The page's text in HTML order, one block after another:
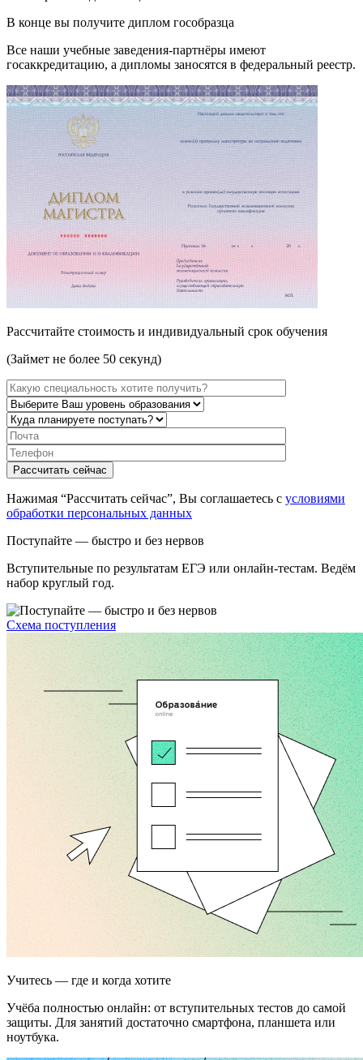
В конце вы получите диплом гособразца
Все наши учебные заведения-партнёры имеют
госаккредитацию, а дипломы заносятся в федеральный реестр.
Рассчитайте стоимость и индивидуальный срок обучения
(Займет не более 50 секунд)
Нажимая “Рассчитать сейчас”, Вы соглашаетесь с условиями
обработки персональных данных
Поступайте — быстро и без нервов
Вступительные по результатам ЕГЭ или онлайн-тестам. Ведём
набор круглый год.
Схема поступления
Учитесь — где и когда хотите
Учёба полностью онлайн: от вступительных тестов до самой
защиты. Для занятий достаточно смартфона, планшета или
ноутбука.